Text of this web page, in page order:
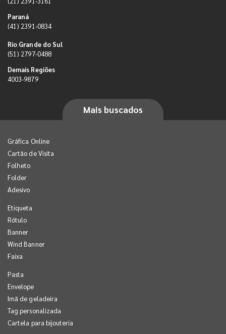
Paraná
(41) 2391-0834
Rio Grande do Sul
(51) 2797-0488
Demais Regiões
4003-9879
Mais buscados
Gráfica Online
Cartão de Visita
Folheto
Folder
Adesivo
Etiqueta
Rótulo
Banner
Wind Banner
Faixa
Pasta
Envelope
Imã de geladeira
Tag personalizada
Cartela para bijouteria